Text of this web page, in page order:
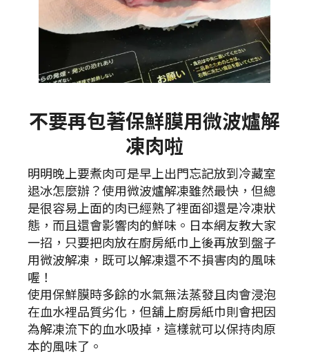
不要再包著保鮮膜用微波爐解
凍肉啦
明明晚上要煮肉可是早上出門忘記放到冷藏室
退冰怎麼辦？使用微波爐解凍雖然最快，但總
是很容易上面的肉已經熟了裡面卻還是冷凍狀
態，而且還會影響肉的鮮味。日本網友教大家
一招，只要把肉放在廚房紙巾上後再放到盤子
用微波解凍，既可以解凍還不不損害肉的風味
喔！
使用保鮮膜時多餘的水氣無法蒸發且肉會浸泡
在血水裡品質劣化，但舖上廚房紙巾則會把因
為解凍流下的血水吸掉，這樣就可以保持肉原
本的風味了。